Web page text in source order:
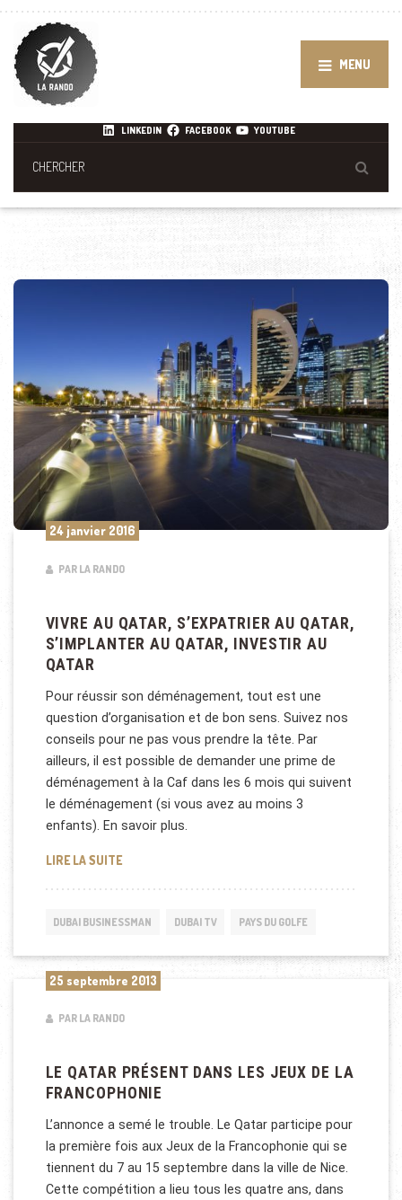
MENU
LINKEDIN FACEBOOK YOUTUBE
24 janvier 2016
PAR LA RANDO
VIVRE AU QATAR, S’EXPATRIER AU QATAR,
S’IMPLANTER AU QATAR, INVESTIR AU
QATAR
Pour réussir son déménagement, tout est une
question d’organisation et de bon sens. Suivez nos
conseils pour ne pas vous prendre la tête. Par
ailleurs, il est possible de demander une prime de
déménagement à la Caf dans les 6 mois qui suivent
le déménagement (si vous avez au moins 3
enfants). En savoir plus.
LIRE LA SUITEVIVRE AU QATAR, S’EXPATRIER AU QATAR,
DUBAI BUSINESSMAN DUBAI TV PAYS DU GOLFE
25 septembre 2013
PAR LA RANDO
LE QATAR PRÉSENT DANS LES JEUX DE LA
FRANCOPHONIE
L’annonce a semé le trouble. Le Qatar participe pour
la première fois aux Jeux de la Francophonie qui se
tiennent du 7 au 15 septembre dans la ville de Nice.
Cette compétition a lieu tous les quatre ans, dans